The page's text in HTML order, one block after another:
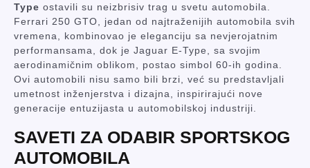
Type ostavili su neizbrisiv trag u svetu automobila.
Ferrari 250 GTO, jedan od najtraženijih automobila svih
vremena, kombinovao je eleganciju sa nevjerojatnim
performansama, dok je Jaguar E-Type, sa svojim
aerodinamičnim oblikom, postao simbol 60-ih godina.
Ovi automobili nisu samo bili brzi, već su predstavljali
umetnost inženjerstva i dizajna, inspirirajući nove
generacije entuzijasta u automobilskoj industriji.
SAVETI ZA ODABIR SPORTSKOG
AUTOMOBILA